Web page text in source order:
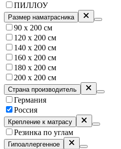
ПИЛЛОУ
Размер наматрасника
90 х 200 см
120 х 200 см
140 х 200 см
160 х 200 см
180 х 200 см
200 х 200 см
Страна производитель
Германия
Россия
Крепление к матрасу
Резинка по углам
Гипоаллергенное